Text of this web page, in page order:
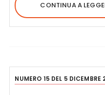
CONTINUA A
NUMERO 15 DEL 5 DICEMBRE